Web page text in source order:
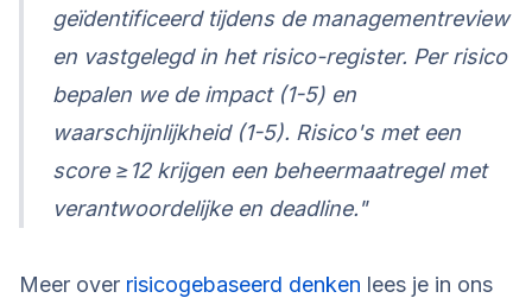
geïdentificeerd tijdens de managementreview
en vastgelegd in het risico-register. Per risico
bepalen we de impact (1-5) en
waarschijnlijkheid (1-5). Risico's met een
score ≥12 krijgen een beheermaatregel met
verantwoordelijke en deadline."
Meer over risicogebaseerd denken lees je in ons